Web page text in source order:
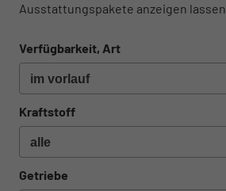
Ausstattungspakete anzeigen lassen.
Verfügbarkeit, Art
Kraftstoff
Getriebe